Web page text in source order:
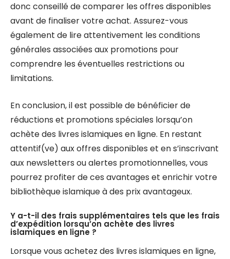
donc conseillé de comparer les offres disponibles
avant de finaliser votre achat. Assurez-vous
également de lire attentivement les conditions
générales associées aux promotions pour
comprendre les éventuelles restrictions ou
limitations.
En conclusion, il est possible de bénéficier de
réductions et promotions spéciales lorsqu’on
achète des livres islamiques en ligne. En restant
attentif(ve) aux offres disponibles et en s’inscrivant
aux newsletters ou alertes promotionnelles, vous
pourrez profiter de ces avantages et enrichir votre
bibliothèque islamique à des prix avantageux.
Y a-t-il des frais supplémentaires tels que les frais
d’expédition lorsqu’on achète des livres
islamiques en ligne ?
Lorsque vous achetez des livres islamiques en ligne,